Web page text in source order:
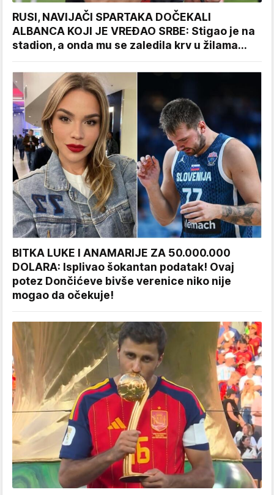
RUSI, NAVIJAČI SPARTAKA DOČEKALI
ALBANCA KOJI JE VREĐAO SRBE: Stigao je na
stadion, a onda mu se zaledila krv u žilama...
BITKA LUKE I ANAMARIJE ZA 50.000.000
DOLARA: Isplivao šokantan podatak! Ovaj
potez Dončićeve bivše verenice niko nije
mogao da očekuje!